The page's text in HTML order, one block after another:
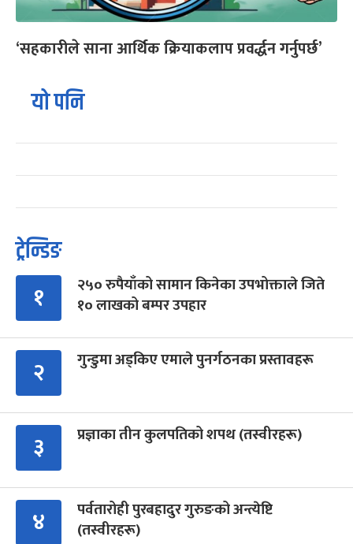
‘सहकारीले साना आर्थिक क्रियाकलाप प्रवर्द्धन गर्नुपर्छ’
यो पनि
ट्रेन्डिङ
१
२५० रुपैयाँको सामान किनेका उपभोक्ताले जिते
१० लाखको बम्पर उपहार
२ गुन्डुमा अड्किए एमाले पुनर्गठनका प्रस्तावहरू
३ प्रज्ञाका तीन कुलपतिको शपथ (तस्वीरहरू)
४
पर्वतारोही पुरबहादुर गुरुङको अन्त्येष्टि
(तस्वीरहरू)